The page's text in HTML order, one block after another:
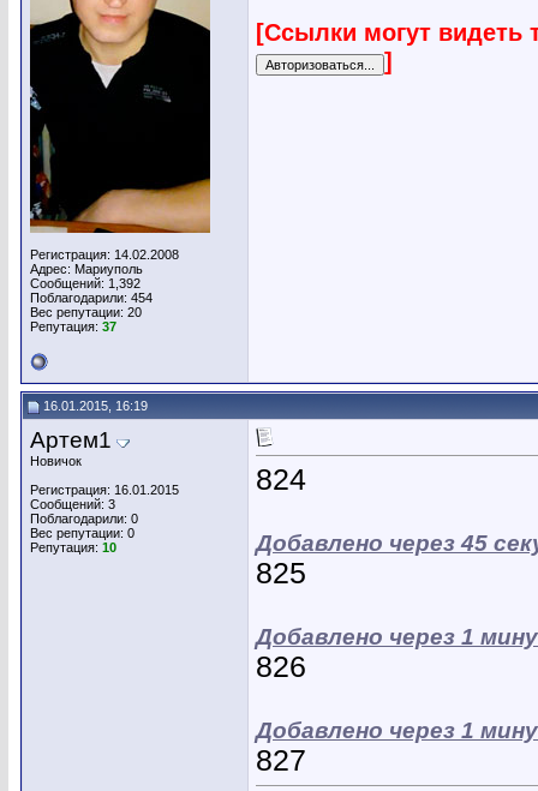
Регистрация: 14.02.2008
Адрес: Мариуполь
Сообщений: 1,392
Поблагодарили: 454
Вес репутации: 20
Репутация: 37
[Ссылки могут видеть
]
16.01.2015, 16:19
Артем1
Новичок
Регистрация: 16.01.2015
Сообщений: 3
Поблагодарили: 0
Вес репутации: 0
Репутация: 10
824
Добавлено через 45
825
Добавлено через 1
826
Добавлено через 1
827